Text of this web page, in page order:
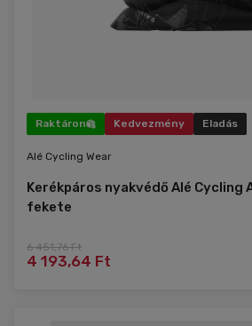
Raktáron Kedvezmény Eladás
Alé Cycling Wear
Kerékpáros nyakvédő Alé Cycling
fekete
6 451,76 Ft
4 193,64 Ft